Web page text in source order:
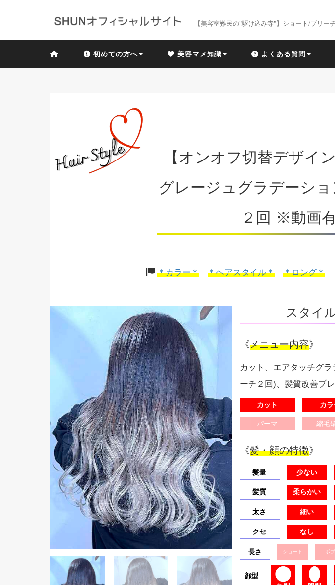
【美容室難民の"駆け込み寺"】ショート/ブリ
初めての方へ 美容マメ知識 よくある質問
【オンオフ切替デザイ
グレージュグラデーシ
２回 ※動画
＊カラー＊ ＊ヘアスタイル＊ ＊ロング＊
スタイ
《メニュー内容》
カット、エアタッチグ
ーチ２回)、髪質改善プ
カット カラ
パーマ 縮毛
《髪・顔の特徴》
髪量 少ない
髪質 柔らかい
太さ 細い
クセ なし
長さ ショート ボブ
顔型